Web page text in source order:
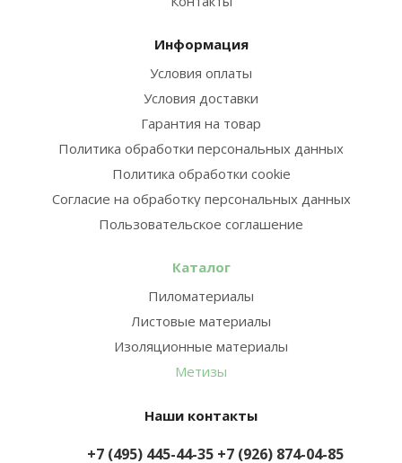
Информация
Условия оплаты
Условия доставки
Гарантия на товар
Политика обработки персональных данных
Политика обработки cookie
Согласие на обработку персональных данных
Пользовательское соглашение
Каталог
Пиломатериалы
Листовые материалы
Изоляционные материалы
Метизы
Наши контакты
+7 (495) 445-44-35 +7 (926) 874-04-85